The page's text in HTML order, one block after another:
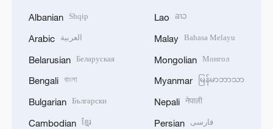
Albanian Shqip
Arabic العربية
Belarusian Беларуская
Bengali বাংলা
Bulgarian Български
Cambodian ខ្មែរ
Lao ລາວ
Malay Bahasa Melayu
Mongolian Монгол
Myanmar မြန်မာဘာသာ
Nepali नेपाली
Persian فارسی